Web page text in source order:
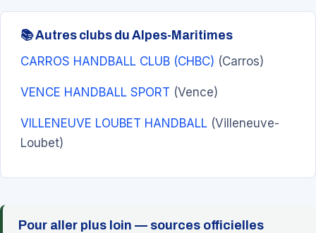
📚 Autres clubs du Alpes-Maritimes
CARROS HANDBALL CLUB (CHBC) (Carros)
VENCE HANDBALL SPORT (Vence)
VILLENEUVE LOUBET HANDBALL (Villeneuve-
Loubet)
Pour aller plus loin — sources officielles